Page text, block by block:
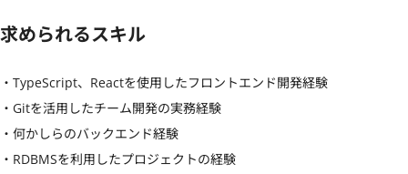
求められるスキル
・TypeScript、Reactを使用したフロントエンド開発経験
・Gitを活用したチーム開発の実務経験
・何かしらのバックエンド経験
・RDBMSを利用したプロジェクトの経験